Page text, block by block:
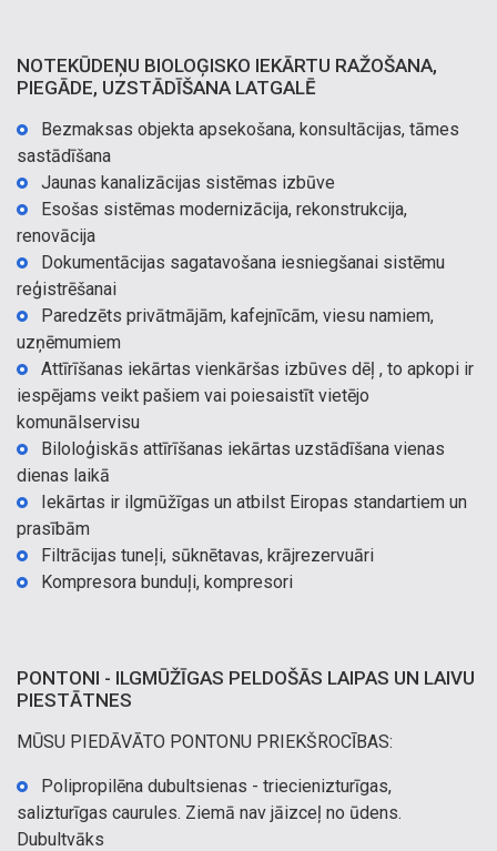
NOTEKŪDEŅU BIOLOĢISKO IEKĀRTU RAŽOŠANA,
PIEGĀDE, UZSTĀDĪŠANA LATGALĒ
Bezmaksas objekta apsekošana, konsultācijas, tāmes
sastādīšana
Jaunas kanalizācijas sistēmas izbūve
Esošas sistēmas modernizācija, rekonstrukcija,
renovācija
Dokumentācijas sagatavošana iesniegšanai sistēmu
reģistrēšanai
Paredzēts privātmājām, kafejnīcām, viesu namiem,
uzņēmumiem
Attīrīšanas iekārtas vienkāršas izbūves dēļ , to apkopi ir
iespējams veikt pašiem vai poiesaistīt vietējo
komunālservisu
Biloloģiskās attīrīšanas iekārtas uzstādīšana vienas
dienas laikā
Iekārtas ir ilgmūžīgas un atbilst Eiropas standartiem un
prasībām
Filtrācijas tuneļi, sūknētavas, krājrezervuāri
Kompresora bunduļi, kompresori
PONTONI - ILGMŪŽĪGAS PELDOŠĀS LAIPAS UN LAIVU
PIESTĀTNES
MŪSU PIEDĀVĀTO PONTONU PRIEKŠROCĪBAS:
Polipropilēna dubultsienas - triecienizturīgas,
salizturīgas caurules. Ziemā nav jāizceļ no ūdens.
Dubultvāks